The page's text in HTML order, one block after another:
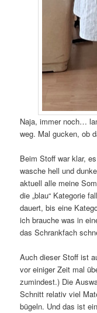
Naja, immer noch…
weg. Mal gucken, ob
Beim Stoff war klar,
wasche hell und
aktuell alle meine
die „blau“ Kategorie
dauert, bis eine
ich brauche was in
das Schrankfach
Auch dieser Stoff ist
vor einiger Zeit mal
zumindest.) Die
Schnitt relativ viel
bügeln. Und das ist